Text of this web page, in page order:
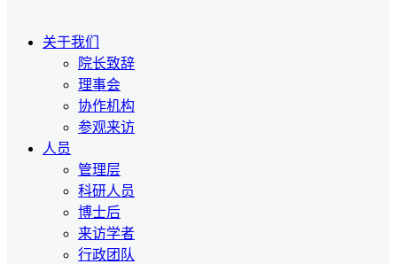
关于我们
院长致辞
理事会
协作机构
参观来访
人员
管理层
科研人员
博士后
来访学者
行政团队